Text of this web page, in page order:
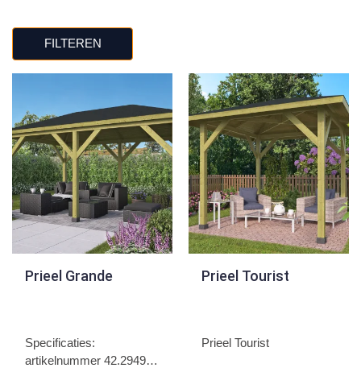
FILTEREN
Prieel Grande
Specificaties:
artikelnummer 42.2949n
Prieel Tourist
Prieel Tourist